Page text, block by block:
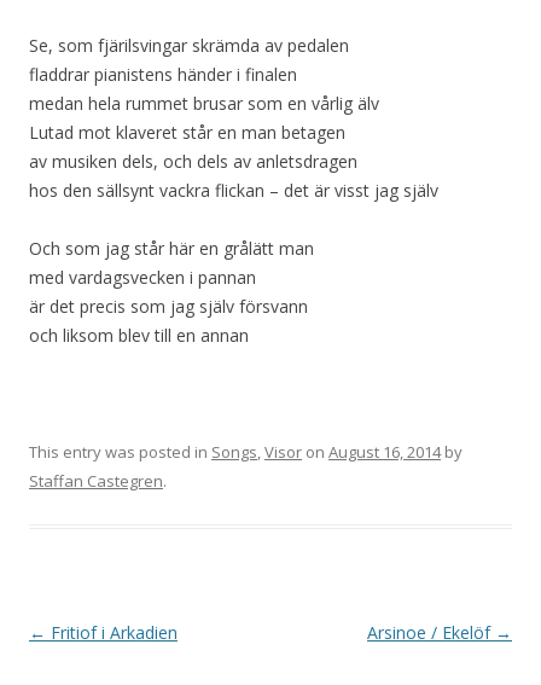
Se, som fjärilsvingar skrämda av pedalen
fladdrar pianistens händer i finalen
medan hela rummet brusar som en vårlig älv
Lutad mot klaveret står en man betagen
av musiken dels, och dels av anletsdragen
hos den sällsynt vackra flickan – det är visst jag själv
Och som jag står här en grålätt man
med vardagsvecken i pannan
är det precis som jag själv försvann
och liksom blev till en annan
This entry was posted in Songs,Visor on August 16, 2014by
Staffan Castegren.
Post
← Fritiof i Arkadien Arsinoe / Ekelöf →